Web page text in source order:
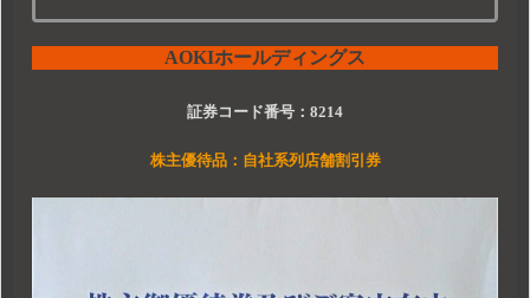
AOKIホールディングス
証券コード番号：8214
株主優待品：自社系列店舗割引券